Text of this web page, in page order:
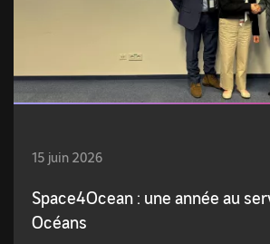
15 juin 2026
Space4Ocean : une année au
Océans